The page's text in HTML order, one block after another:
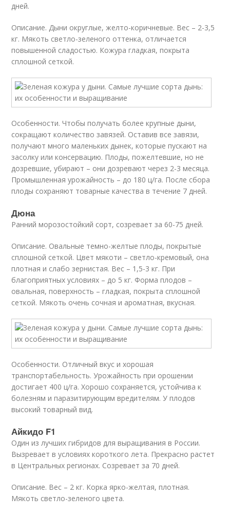
дней.
Описание. Дыни округлые, желто-коричневые. Вес – 2-3,5
кг. Мякоть светло-зеленого оттенка, отличается
повышенной сладостью. Кожура гладкая, покрыта
сплошной сеткой.
Особенности. Чтобы получать более крупные дыни,
сокращают количество завязей. Оставив все завязи,
получают много маленьких дынек, которые пускают на
засолку или консервацию. Плоды, пожелтевшие, но не
дозревшие, убирают – они дозревают через 2-3 месяца.
Промышленная урожайность – до 180 ц/га. После сбора
плоды сохраняют товарные качества в течение 7 дней.
Дюна
Ранний морозостойкий сорт, созревает за 60-75 дней.
Описание. Овальные темно-желтые плоды, покрытые
сплошной сеткой. Цвет мякоти – светло-кремовый, она
плотная и слабо зернистая. Вес – 1,5-3 кг. При
благоприятных условиях – до 5 кг. Форма плодов –
овальная, поверхность – гладкая, покрыта сплошной
сеткой. Мякоть очень сочная и ароматная, вкусная.
Особенности. Отличный вкус и хорошая
транспортабельность. Урожайность при орошении
достигает 400 ц/га. Хорошо сохраняется, устойчива к
болезням и паразитирующим вредителям. У плодов
высокий товарный вид.
Айкидо F1
Один из лучших гибридов для выращивания в России.
Вызревает в условиях короткого лета. Прекрасно растет
в Центральных регионах. Созревает за 70 дней.
Описание. Вес – 2 кг. Корка ярко-желтая, плотная.
Мякоть светло-зеленого цвета.